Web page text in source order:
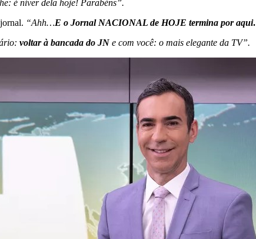
é niver dela hoje! Parabéns”.
“Ahh…E o Jornal NACIONAL de HOJE termina por
voltar à bancada do JN e com você: o mais elegante da TV”.